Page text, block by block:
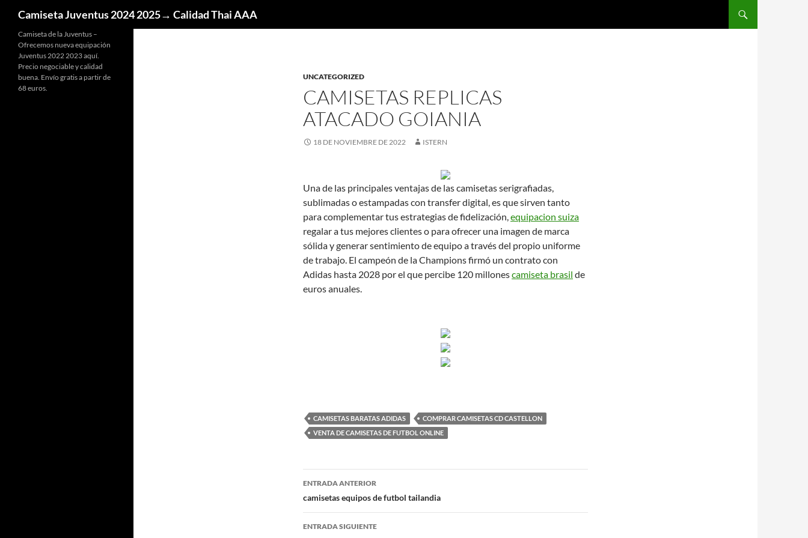
Camiseta Juventus 2024 2025→ Calidad Thai AAA
UNCATEGORIZED
CAMISETAS REPLICAS
ATACADO GOIANIA
18 DE NOVIEMBRE DE 2022 ISTERN
Una de las principales ventajas de las camisetas serigrafiadas,
sublimadas o estampadas con transfer digital, es que sirven tanto
para complementar tus estrategias de fidelización,equipacion suiza
regalar a tus mejores clientes o para ofrecer una imagen de marca
sólida y generar sentimiento de equipo a través del propio uniforme
de trabajo. El campeón de la Champions firmó un contrato con
Adidas hasta 2028 por el que percibe 120 millonescamiseta brasil de
euros anuales.
CAMISETAS BARATAS ADIDAS
COMPRAR CAMISETAS CD CASTELLON
VENTA DE CAMISETAS DE FUTBOL ONLINE
Navegación
de
entradas
ENTRADA ANTERIOR
camisetas equipos de futbol tailandia
ENTRADA SIGUIENTE
Camiseta de la Juventus –
Ofrecemos nueva equipación
Juventus 2022 2023 aquí.
Precio negociable y calidad
buena. Envío gratis a partir de
68 euros.